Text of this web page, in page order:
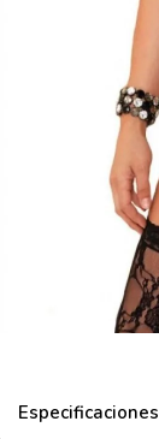
Especificaciones